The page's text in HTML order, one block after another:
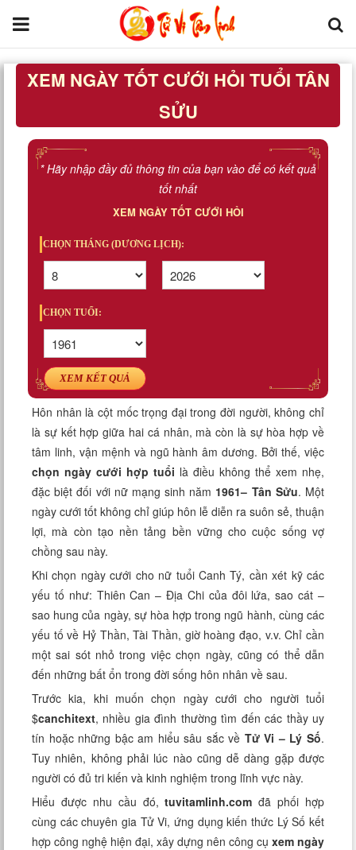
Trang chủ
Tử Vi Đẩu Số
Tử Vi 12 Con Giáp
Kinh Dịch
Văn Hoa Tâm linh
Xem ngày
Xem tuổi
Xem bói
Tướng số
Cung hoàng đạo
XEM NGÀY TỐT CƯỚI HỎI TUỔI TÂN
SỬU
* Hãy nhập đầy đủ thông tin của bạn vào để có kết quả
tốt nhất
XEM NGÀY TỐT CƯỚI HỎI
CHỌN THÁNG (DƯƠNG LỊCH):
CHỌN TUỔI:
XEM KẾT QUẢ
Hôn nhân là cột mốc trọng đại trong đời người, không chỉ
là sự kết hợp giữa hai cá nhân, mà còn là sự hòa hợp về
tâm linh, vận mệnh và ngũ hành âm dương. Bởi thế, việc
chọn ngày cưới hợp tuổi là điều không thể xem nhẹ,
đặc biệt đối với nữ mạng sinh năm 1961– Tân Sửu. Một
ngày cưới tốt không chỉ giúp hôn lễ diễn ra suôn sẻ, thuận
lợi, mà còn tạo nền tảng bền vững cho cuộc sống vợ
chồng sau này.
Khi chọn ngày cưới cho nữ tuổi Canh Tý, cần xét kỹ các
yếu tố như: Thiên Can – Địa Chi của đôi lứa, sao cát –
sao hung của ngày, sự hòa hợp trong ngũ hành, cùng các
yếu tố về Hỷ Thần, Tài Thần, giờ hoàng đạo, v.v. Chỉ cần
một sai sót nhỏ trong việc chọn ngày, cũng có thể dẫn
đến những bất ổn trong đời sống hôn nhân về sau.
Trước kia, khi muốn chọn ngày cưới cho người tuổi
$canchitext, nhiều gia đình thường tìm đến các thầy uy
tín hoặc những bậc am hiểu sâu sắc về Tử Vi – Lý Số.
Tuy nhiên, không phải lúc nào cũng dễ dàng gặp được
người có đủ tri kiến và kinh nghiệm trong lĩnh vực này.
Hiểu được nhu cầu đó,tuvitamlinh.com đã phối hợp
cùng các chuyên gia Tử Vi, ứng dụng kiến thức Lý Số kết
hợp công nghệ hiện đại, xây dựng nên công cụ xem ngày